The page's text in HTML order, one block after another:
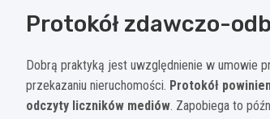
Protokół zdawczo-
Dobrą praktyką jest uwzględnienie w umowie
przekazaniu nieruchomości. Protokół
odczyty liczników mediów. Zapobiega to